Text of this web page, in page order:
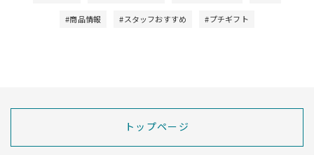
#商品情報 #スタッフおすすめ #プチギフト
トップページ